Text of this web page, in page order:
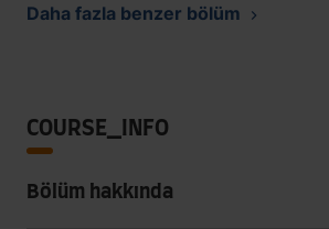
Daha fazla benzer bölüm
COURSE_INFO
Bölüm hakkında